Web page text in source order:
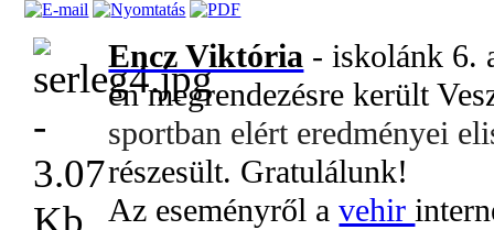
Encz Viktória - iskolánk 6.
én megrendezésre került
sportban elért eredményei
részesült. Gratulálunk!
Az eseményről avehir